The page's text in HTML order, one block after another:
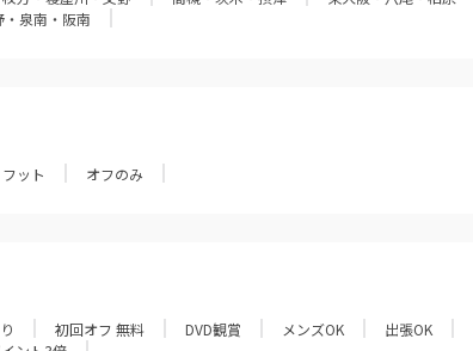
・泉南・阪南
フット オフのみ
初回オフ 無料 DVD観賞 メンズOK 出張OK